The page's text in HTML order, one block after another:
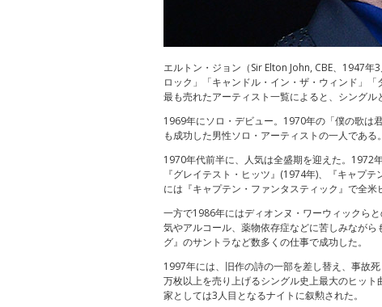
エルトン・ジョン（Sir Elton John, CBE、1947
ロック」「キャンドル・イン・ザ・ウィンド」「
最も売れたアーティスト一覧によると、シング
1969年にソロ・デビュー。1970年の「僕の歌は
も成功した男性ソロ・アーティストの一人であ
1970年代前半に、人気は全盛期を迎えた。1972
『グレイテスト・ヒッツ』(1974年)、『キャプ
には『キャプテン・ファンタスティック』で全
一方で1986年にはディオンヌ・ワーウィックら
気やアルコール、薬物依存症などに苦しみなが
グ』のサントラなど数多くの仕事で成功した。
1997年には、旧作の詩の一部を差し替え、事故
万枚以上を売り上げるシングル史上最大のヒッ
家としては3人目となるナイトに叙勲された。